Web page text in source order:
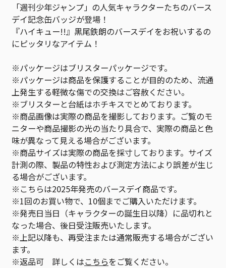
「週刊少年ジャンプ」の人気キャラクターたちのバース
デイ記念缶バッジが登場！
『ハイキュー!!』黒尾鉄朗のバースデイをお祝いするの
にピッタリなアイテム！
※パッケージはブリスターパッケージです。
※パッケージは商品を保護することが目的のため、流通
上発生する軽微な傷での交換はご容赦ください。
※ブリスターと台紙はホチキスでとめております。
※商品画像は実際の商品を撮影しております。ご覧のモ
ニターや商品撮影の光の当たり具合で、実際の商品と色
味が異なって見える場合がございます。
※商品サイズは実際の商品を採寸しております。サイズ
計測の際、製品の特性および測定方法により誤差が生じ
る場合がございます。
※こちらは2025年発売のバースデイ商品です。
※1回のお買い物で、10個までご購入いただけます。
※発売日当日（キャラクターの誕生日以降）に品切れと
なった場合、後日受注販売いたします。
※上記以降も、再受注または通常販売する場合がござい
ます。
※返品可 詳しくはこちらをご覧ください。